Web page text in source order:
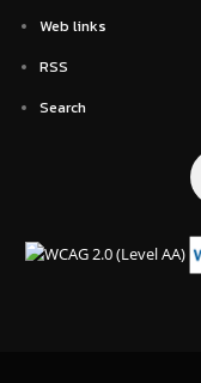
Web links
RSS
Search